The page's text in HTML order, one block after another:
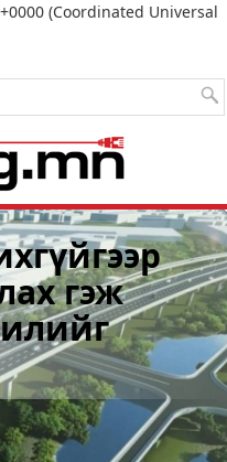
(Coordinated Universal
Монгол
гэж